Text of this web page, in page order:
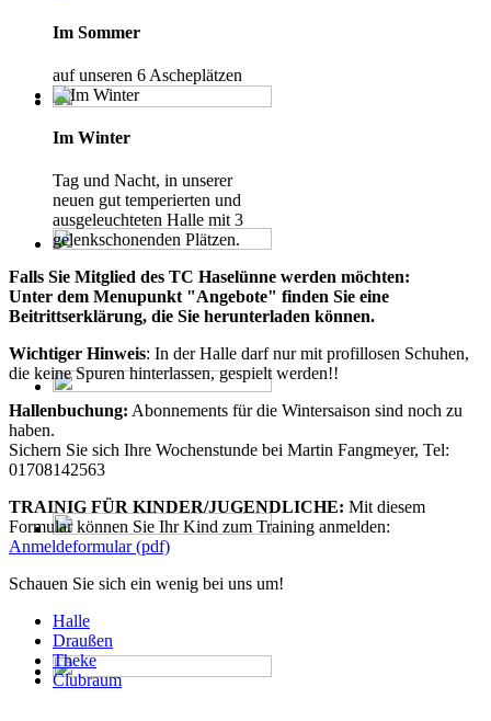
Im Sommer
auf unseren 6 Ascheplätzen
Im Winter
Tag und Nacht, in unserer
neuen gut temperierten und
ausgeleuchteten Halle mit 3
gelenkschonenden Plätzen.
Falls Sie Mitglied des TC Haselünne werden möchten:
Unter dem Menupunkt "Angebote" finden Sie eine
Beitrittserklärung, die Sie herunterladen können.
Wichtiger Hinweis: In der Halle darf nur mit profillosen Schuhen,
die keine Spuren hinterlassen, gespielt werden!!
Hallenbuchung: Abonnements für die Wintersaison sind noch zu
haben.
Sichern Sie sich Ihre Wochenstunde bei Martin Fangmeyer, Tel:
01708142563
TRAINIG FÜR KINDER/JUGENDLICHE: Mit diesem
Formular können Sie Ihr Kind zum Training anmelden:
Anmeldeformular (pdf)
Schauen Sie sich ein wenig bei uns um!
Halle
Draußen
Theke
Clubraum